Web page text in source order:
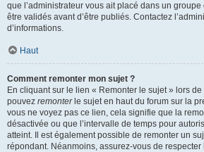
que l’administrateur vous ait placé dans un
être validés avant d’être publiés. Contactez
d’informations.
Haut
Comment remonter mon sujet ?
En cliquant sur le lien « Remonter le sujet » lors
pouvez remonterle sujet en haut du forum sur la
vous ne voyez pas ce lien, cela signifie que la
désactivée ou que l’intervalle de temps pour
atteint. Il est également possible de remonter un
répondant. Néanmoins, assurez-vous de